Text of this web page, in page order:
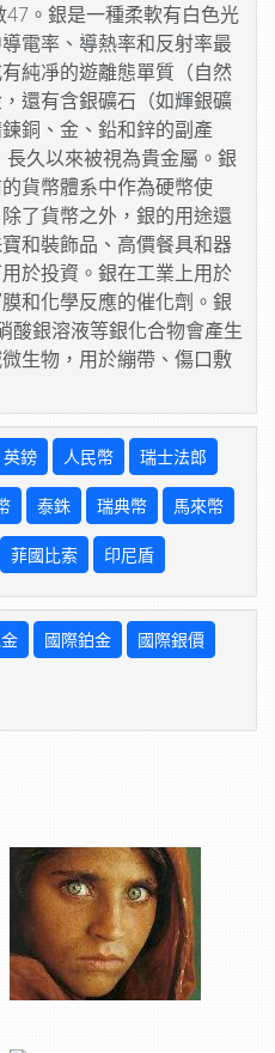
。銀是一種柔軟有白色光
電率、導熱率和反射率最
純凈的遊離態單質（自然
還有含銀礦石（如輝銀礦
銅、金、鉛和鋅的副產
久以來被視為貴金屬。銀
貨幣體系中作為硬幣使
了貨幣之外，銀的用途還
和裝飾品、高價餐具和器
於投資。銀在工業上用於
和化學反應的催化劑。銀
酸銀溶液等銀化合物會產生
生物，用於繃帶、傷口敷
英鎊 人民幣 瑞士法郎
泰銖 瑞典幣 馬來幣
菲國比索 印尼盾
國際鉑金 國際銀價